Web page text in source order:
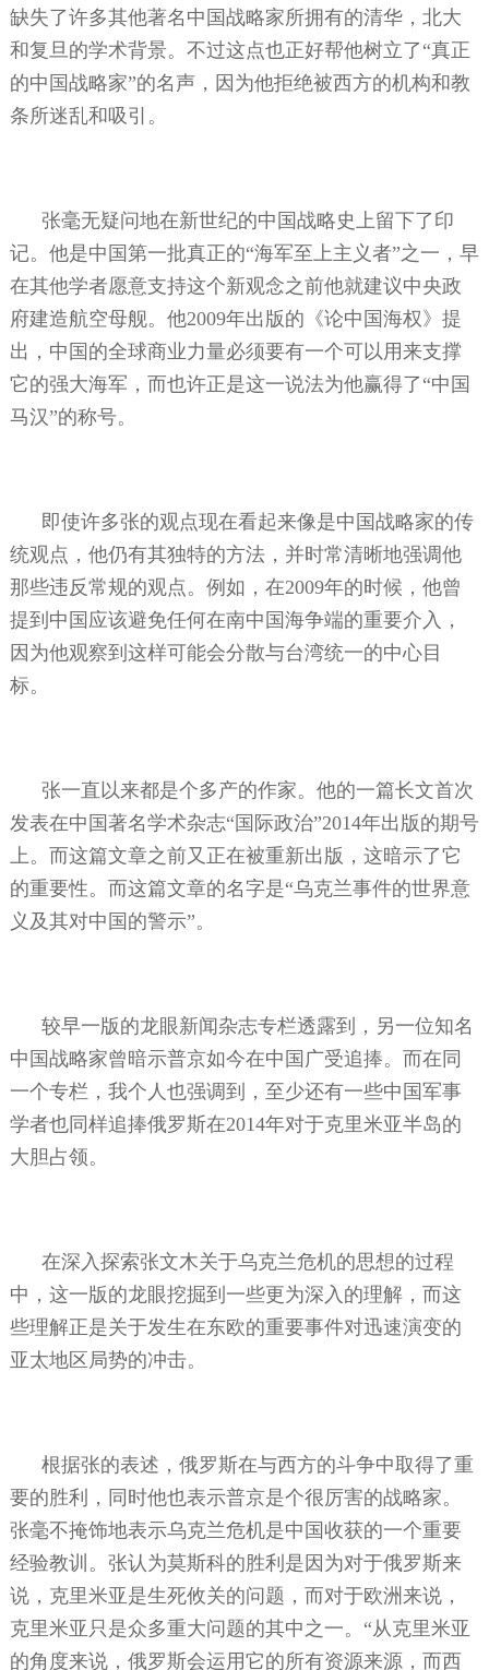
缺失了许多其他著名中国战略家所拥有的清华，北大
和复旦的学术背景。不过这点也正好帮他树立了“真正
的中国战略家”的名声，因为他拒绝被西方的机构和教
条所迷乱和吸引。
张毫无疑问地在新世纪的中国战略史上留下了印
记。他是中国第一批真正的“海军至上主义者”之一，早
在其他学者愿意支持这个新观念之前他就建议中央政
府建造航空母舰。他2009年出版的《论中国海权》提
出，中国的全球商业力量必须要有一个可以用来支撑
它的强大海军，而也许正是这一说法为他赢得了“中国
马汉”的称号。
即使许多张的观点现在看起来像是中国战略家的传
统观点，他仍有其独特的方法，并时常清晰地强调他
那些违反常规的观点。例如，在2009年的时候，他曾
提到中国应该避免任何在南中国海争端的重要介入，
因为他观察到这样可能会分散与台湾统一的中心目
标。
张一直以来都是个多产的作家。他的一篇长文首次
发表在中国著名学术杂志“国际政治”2014年出版的期号
上。而这篇文章之前又正在被重新出版，这暗示了它
的重要性。而这篇文章的名字是“乌克兰事件的世界意
义及其对中国的警示”。
较早一版的龙眼新闻杂志专栏透露到，另一位知名
中国战略家曾暗示普京如今在中国广受追捧。而在同
一个专栏，我个人也强调到，至少还有一些中国军事
学者也同样追捧俄罗斯在2014年对于克里米亚半岛的
大胆占领。
在深入探索张文木关于乌克兰危机的思想的过程
中，这一版的龙眼挖掘到一些更为深入的理解，而这
些理解正是关于发生在东欧的重要事件对迅速演变的
亚太地区局势的冲击。
根据张的表述，俄罗斯在与西方的斗争中取得了重
要的胜利，同时他也表示普京是个很厉害的战略家。
张毫不掩饰地表示乌克兰危机是中国收获的一个重要
经验教训。张认为莫斯科的胜利是因为对于俄罗斯来
说，克里米亚是生死攸关的问题，而对于欧洲来说，
克里米亚只是众多重大问题的其中之一。“从克里米亚
的角度来说，俄罗斯会运用它的所有资源来源，而西